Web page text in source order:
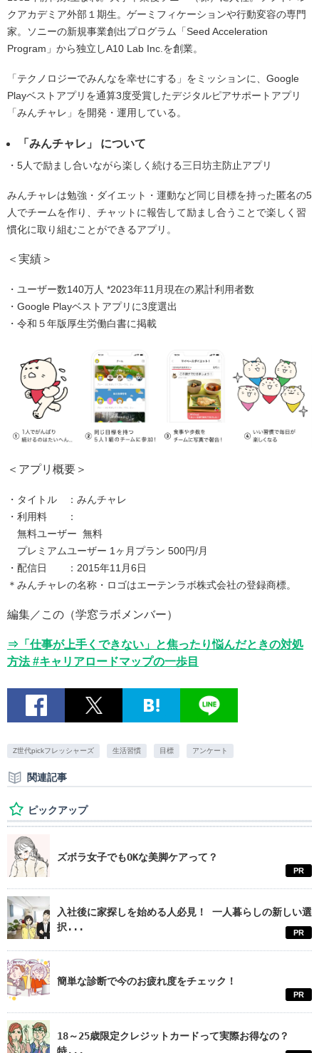
クアカデミア外部１期生。ゲーミフィケーションや行動変容の専門
家。ソニーの新規事業創出プログラム「Seed Acceleration
Program」から独立しA10 Lab Inc.を創業。
「テクノロジーでみんなを幸せにする」をミッションに、Google
Playベストアプリを通算3度受賞したデジタルピアサポートアプリ
「みんチャレ」を開発・運用している。
「みんチャレ」 について
・5人で励まし合いながら楽しく続ける三日坊主防止アプリ
みんチャレは勉強・ダイエット・運動など同じ目標を持った匿名の5
人でチームを作り、チャットに報告して励まし合うことで楽しく習
慣化に取り組むことができるアプリ。
＜実績＞
・ユーザー数140万人 *2023年11月現在の累計利用者数
・Google Playベストアプリに3度選出
・令和５年版厚生労働白書に掲載
＜アプリ概要＞
・タイトル ：みんチャレ
・利用料 ：
無料ユーザー 無料
プレミアムユーザー 1ヶ月プラン 500円/月
・配信日 ：2015年11月6日
＊みんチャレの名称・ロゴはエーテンラボ株式会社の登録商標。
編集／この（学窓ラボメンバー）
⇒「仕事が上手くできない」と焦ったり悩んだときの対処
方法 #キャリアロードマップの一歩目
Z世代pickフレッシャーズ 生活習慣 目標 アンケート
関連記事
ピックアップ
ズボラ女子でもOKな美脚ケアって？
PR
入社後に家探しを始める人必見！ 一人暮らしの新しい選
択...
PR
簡単な診断で今のお疲れ度をチェック！
PR
18～25歳限定クレジットカードって実際お得なの？